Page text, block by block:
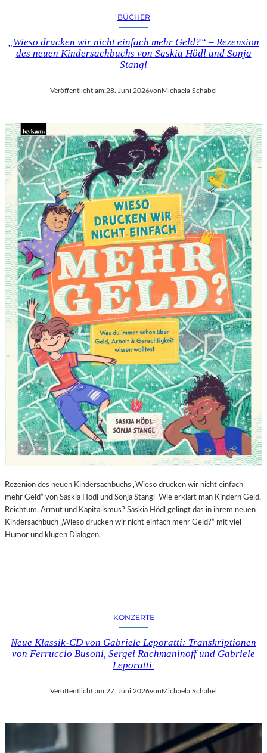
BÜCHER
„Wieso drucken wir nicht einfach mehr Geld?“ – Rezension
des neuen Kindersachbuchs von Saskia Hödl und Sonja
Stangl
Veröffentlicht am:28. Juni 2026von Michaela Schabel
Rezenion des neuen Kindersachbuchs „Wieso drucken wir nicht einfach
mehr Geld“ von Saskia Hödl und Sonja Stangl Wie erklärt man Kindern Geld,
Reichtum, Armut und Kapitalismus? Saskia Hödl gelingt das in ihrem neuen
Kindersachbuch „Wieso drucken wir nicht einfach mehr Geld?“ mit viel
Humor und klugen Dialogen.
KONZERTE
Neue Klassik-CD von Gabriele Leporatti: Transkriptionen
von Ferruccio Busoni, Sergei Rachmaninoff und Gabriele
Leporatti
Veröffentlicht am:27. Juni 2026vonMichaela Schabel